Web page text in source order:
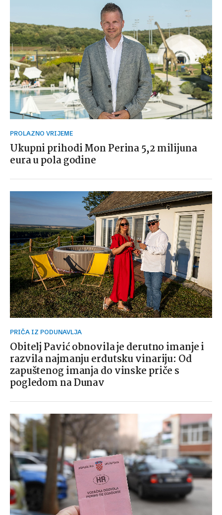
PROLAZNO VRIJEME
Ukupni prihodi Mon Perina 5,2 milijuna
eura u pola godine
PRIČA IZ PODUNAVLJA
Obitelj Pavić obnovila je derutno imanje i
razvila najmanju erdutsku vinariju: Od
zapuštenog imanja do vinske priče s
pogledom na Dunav